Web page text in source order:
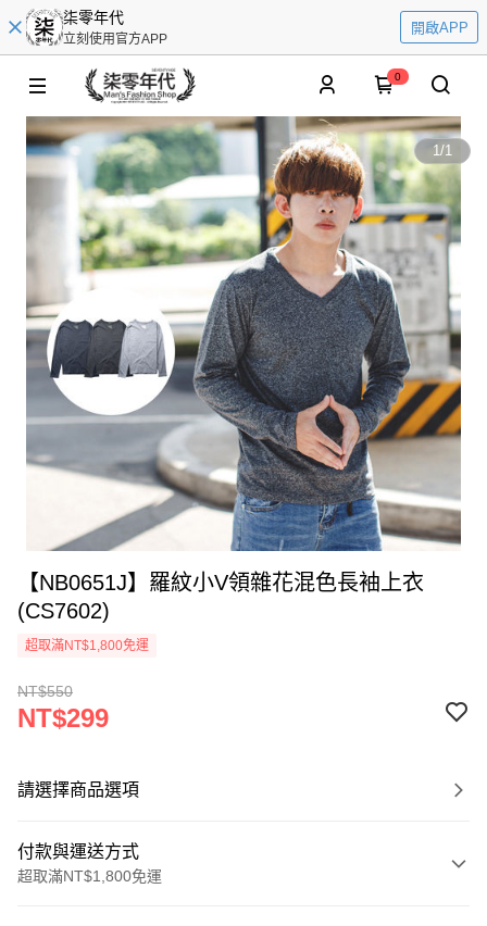
柒零年代
立刻使用官方APP
開啟APP
0
1/1
【NB0651J】羅紋小V領雜花混色長袖上衣
(CS7602)
超取滿NT$1,800免運
NT$550
NT$299
請選擇商品選項
付款與運送方式
超取滿NT$1,800免運